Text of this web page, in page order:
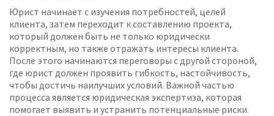
Юрист начинает с изучения потребностей, целей
клиента, затем переходит к составлению проекта,
который должен быть не только юридически
корректным, но также отражать интересы клиента.
После этого начинаются переговоры с другой стороной,
где юрист должен проявить гибкость, настойчивость,
чтобы достичь наилучших условий. Важной частью
процесса является юридическая экспертиза, которая
помогает выявить и устранить потенциальные риски.